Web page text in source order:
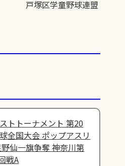
戸塚区学童野球連盟
トトーナメント 第20
全国大会 ポップアスリ
仙一旗争奪 神奈川第
戦A